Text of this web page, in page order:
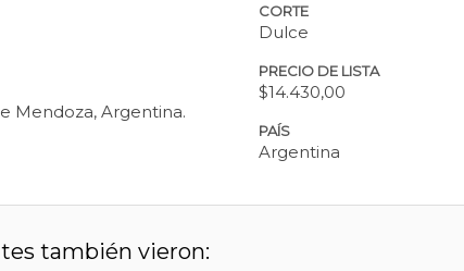
CORTE
Dulce
Mendoza, Argentina.
PRECIO DE LISTA
$14.430,00
PAÍS
Argentina
también vieron: